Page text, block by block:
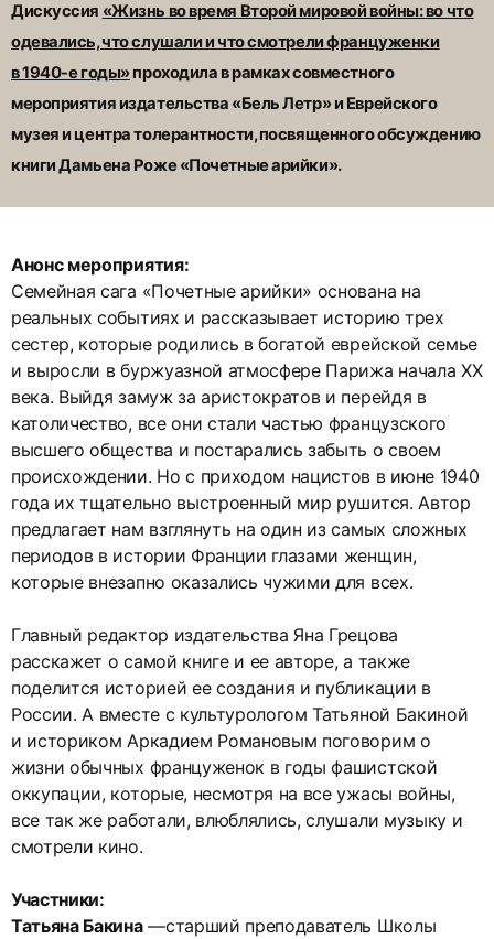
Дискуссия «Жизнь во время Второй мировой войны: во что
одевались, что слушали и что смотрели француженки
в 1940-е годы»проходила в рамках совместного
мероприятия издательства «Бель Летр» и Еврейского
музея и центра толерантности, посвященного обсуждению
книги Дамьена Роже «Почетные арийки».
Анонс мероприятия:
Семейная сага «Почетные арийки» основана на
реальных событиях и рассказывает историю трех
сестер, которые родились в богатой еврейской семье
и выросли в буржуазной атмосфере Парижа начала XX
века. Выйдя замуж за аристократов и перейдя в
католичество, все они стали частью французского
высшего общества и постарались забыть о своем
происхождении. Но с приходом нацистов в июне 1940
года их тщательно выстроенный мир рушится. Автор
предлагает нам взглянуть на один из самых сложных
периодов в истории Франции глазами женщин,
которые внезапно оказались чужими для всех.
Главный редактор издательства Яна Грецова
расскажет о самой книге и ее авторе, а также
поделится историей ее создания и публикации в
России. А вместе с культурологом Татьяной Бакиной
и историком Аркадием Романовым поговорим о
жизни обычных француженок в годы фашистской
оккупации, которые, несмотря на все ужасы войны,
все так же работали, влюблялись, слушали музыку и
смотрели кино.
Участники:
Татьяна Бакина—старший преподаватель Школы